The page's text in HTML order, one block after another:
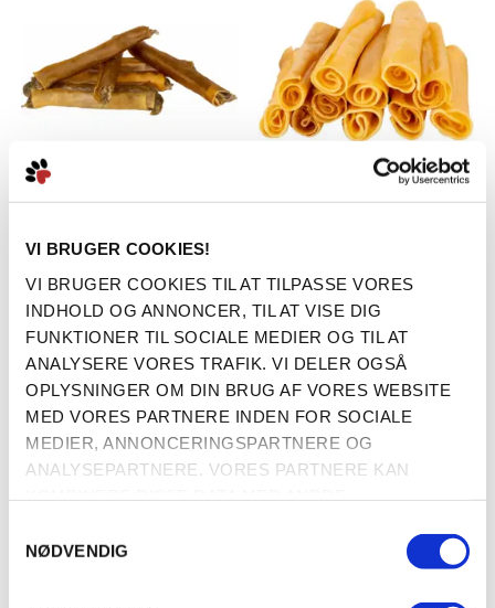
VI BRUGER COOKIES!
VI BRUGER COOKIES TIL AT TILPASSE VORES
INDHOLD OG ANNONCER, TIL AT VISE DIG
FUNKTIONER TIL SOCIALE MEDIER OG TIL AT
ANALYSERE VORES TRAFIK. VI DELER OGSÅ
OPLYSNINGER OM DIN BRUG AF VORES WEBSITE
MED VORES PARTNERE INDEN FOR SOCIALE
MEDIER, ANNONCERINGSPARTNERE OG
ANALYSEPARTNERE. VORES PARTNERE KAN
HAR INDSAMLET FRA DIN BRUG AF DERES
NØDVENDIG
Ozami Wrapped
39,00
LÆG I KURV
PRIS FRA
74,00
SE PRODUKTET